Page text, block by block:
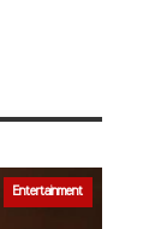
Entertainment